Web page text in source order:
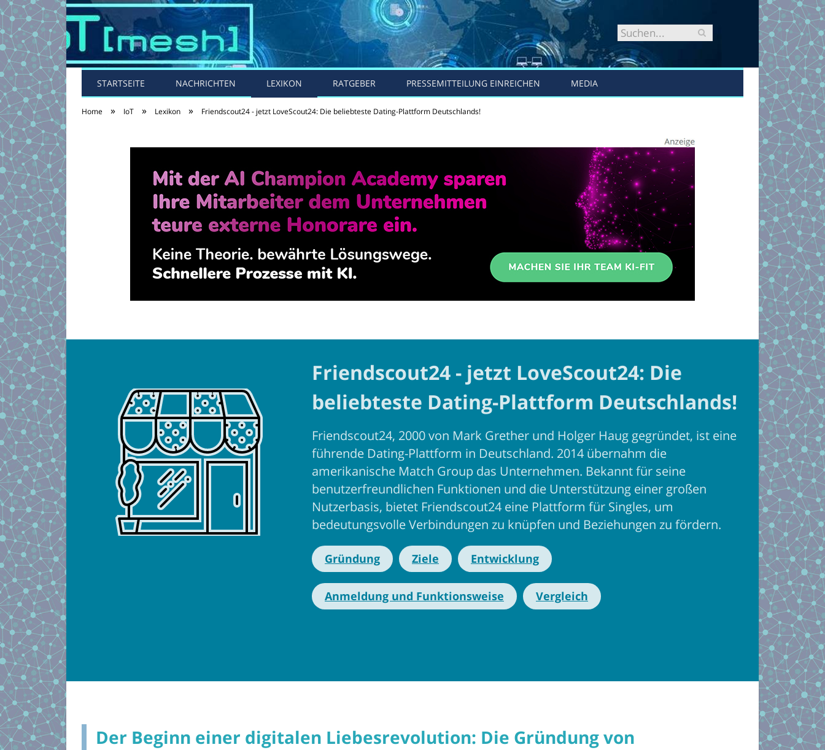
STARTSEITE NACHRICHTEN LEXIKON RATGEBER PRESSEMITTEILUNG EINREICHEN MEDIA
Home » IoT » Lexikon » Friendscout24 - jetzt LoveScout24: Die beliebteste Dating-Plattform Deutschlands!
Friendscout24 - jetzt LoveScout24: Die
beliebteste Dating-Plattform Deutschlands!
Friendscout24, 2000 von Mark Grether und Holger Haug gegründet, ist eine
führende Dating-Plattform in Deutschland. 2014 übernahm die
amerikanische Match Group das Unternehmen. Bekannt für seine
benutzerfreundlichen Funktionen und die Unterstützung einer großen
Nutzerbasis, bietet Friendscout24 eine Plattform für Singles, um
bedeutungsvolle Verbindungen zu knüpfen und Beziehungen zu fördern.
Gründung Ziele Entwicklung
Anmeldung und Funktionsweise Vergleich
Der Beginn einer digitalen Liebesrevolution: Die Gründung von